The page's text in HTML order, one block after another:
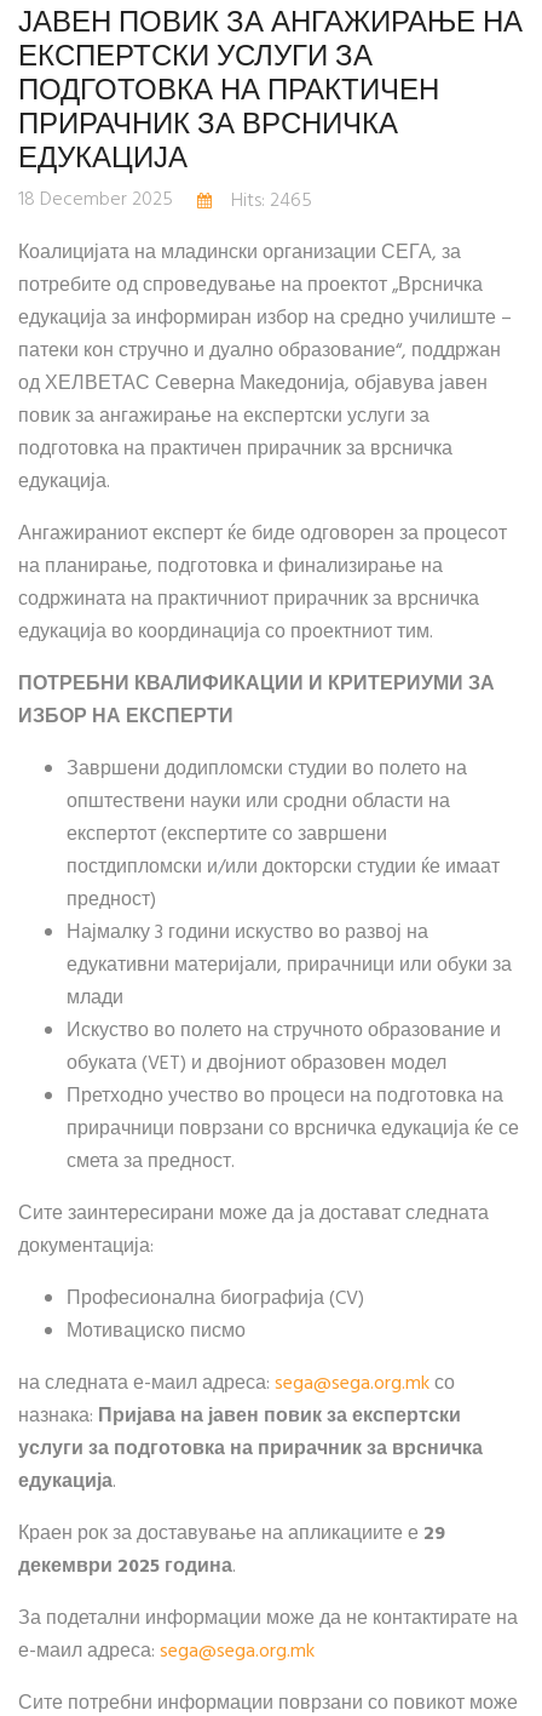
ЈАВЕН ПОВИК ЗА АНГАЖИРАЊЕ НА
ЕКСПЕРТСКИ УСЛУГИ ЗА
ПОДГОТОВКА НА ПРАКТИЧЕН
ПРИРАЧНИК ЗА ВРСНИЧКА
ЕДУКАЦИЈА
18 December 2025
Hits: 2465
Коалицијата на младински организации СЕГА, за
потребите од спроведување на проектот „Врсничка
едукација за информиран избор на средно училиште –
патеки кон стручно и дуално образование“, поддржан
од ХЕЛВЕТАС Северна Македонија, објавува јавен
повик за ангажирање на експертски услуги за
подготовка на практичен прирачник за врсничка
едукација.
Ангажираниот експерт ќе биде одговорен за процесот
на планирање, подготовка и финализирање на
содржината на практичниот прирачник за врсничка
едукација во координација со проектниот тим.
ПОТРЕБНИ КВАЛИФИКАЦИИ И КРИТЕРИУМИ ЗА
ИЗБОР НА ЕКСПЕРТИ
Завршени додипломски студии во полето на
општествени науки или сродни области на
експертот (експертите со завршени
постдипломски и/или докторски студии ќе имаат
предност)
Најмалку 3 години искуство во развој на
едукативни материјали, прирачници или обуки за
млади
Искуство во полето на стручното образование и
обуката (VET) и двојниот образовен модел
Претходно учество во процеси на подготовка на
прирачници поврзани со врсничка едукација ќе се
смета за предност.
Сите заинтересирани може да ја достават следната
документација:
Професионална биографија (CV)
Мотивациско писмо
на следната е-маил адреса:sega​@​sega.org.mkсо
назнака: Пријава на јавен повик за експертски
услуги за подготовка на прирачник за врсничка
едукација.
Краен рок за доставување на апликациите е 29
декември 2025 година.
За подетални информации може да не контактирате на
е-маил адреса:sega​@​sega.org.mk
Сите потребни информации поврзани со повикот може